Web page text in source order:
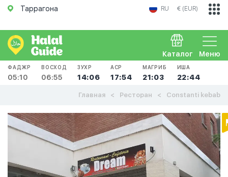
Таррагона RU € (EUR)
Меню
Каталог
ФАДЖР
05:10
ВОСХОД
06:55
ЗУХР
14:06
АСР
17:54
МАГРИБ
21:03
ИША
22:44
Главная Ресторан Constanti kebab